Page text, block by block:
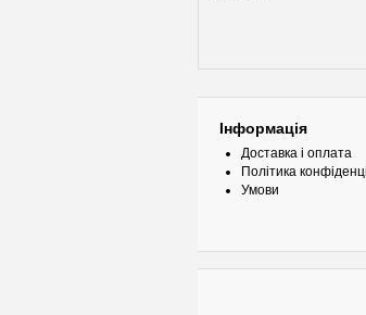
Інформація
Доставка і оплата
Політика
Умови